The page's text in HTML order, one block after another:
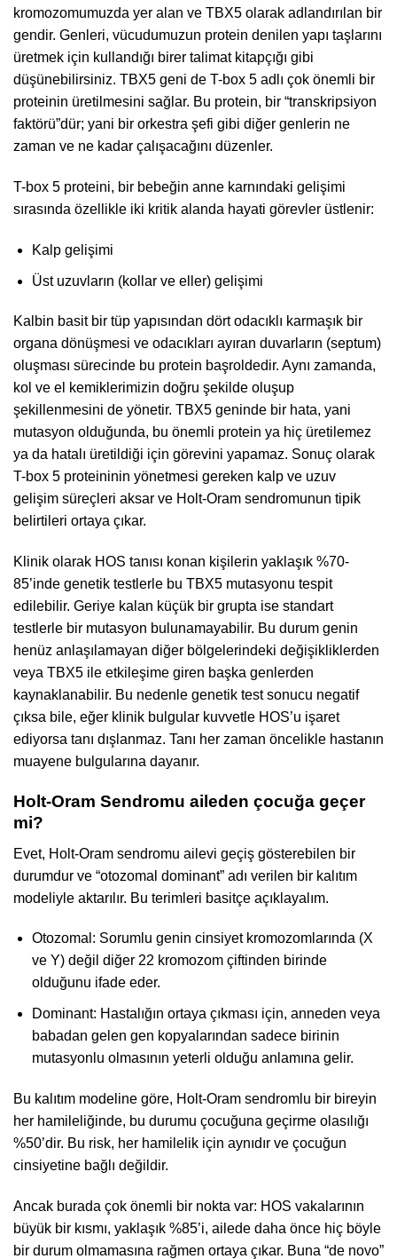
kromozomumuzda yer alan ve TBX5 olarak adlandırılan bir
gendir. Genleri, vücudumuzun protein denilen yapı taşlarını
üretmek için kullandığı birer talimat kitapçığı gibi
düşünebilirsiniz. TBX5 geni de T-box 5 adlı çok önemli bir
proteinin üretilmesini sağlar. Bu protein, bir “transkripsiyon
faktörü”dür; yani bir orkestra şefi gibi diğer genlerin ne
zaman ve ne kadar çalışacağını düzenler.
T-box 5 proteini, bir bebeğin anne karnındaki gelişimi
sırasında özellikle iki kritik alanda hayati görevler üstlenir:
Kalp gelişimi
Üst uzuvların (kollar ve eller) gelişimi
Kalbin basit bir tüp yapısından dört odacıklı karmaşık bir
organa dönüşmesi ve odacıkları ayıran duvarların (septum)
oluşması sürecinde bu protein başroldedir. Aynı zamanda,
kol ve el kemiklerimizin doğru şekilde oluşup
şekillenmesini de yönetir. TBX5 geninde bir hata, yani
mutasyon olduğunda, bu önemli protein ya hiç üretilemez
ya da hatalı üretildiği için görevini yapamaz. Sonuç olarak
T-box 5 proteininin yönetmesi gereken kalp ve uzuv
gelişim süreçleri aksar ve Holt-Oram sendromunun tipik
belirtileri ortaya çıkar.
Klinik olarak HOS tanısı konan kişilerin yaklaşık %70-
85’inde genetik testlerle bu TBX5 mutasyonu tespit
edilebilir. Geriye kalan küçük bir grupta ise standart
testlerle bir mutasyon bulunamayabilir. Bu durum genin
henüz anlaşılamayan diğer bölgelerindeki değişikliklerden
veya TBX5 ile etkileşime giren başka genlerden
kaynaklanabilir. Bu nedenle genetik test sonucu negatif
çıksa bile, eğer klinik bulgular kuvvetle HOS’u işaret
ediyorsa tanı dışlanmaz. Tanı her zaman öncelikle hastanın
muayene bulgularına dayanır.
Holt-Oram Sendromu aileden çocuğa geçer
mi?
Evet, Holt-Oram sendromu ailevi geçiş gösterebilen bir
durumdur ve “otozomal dominant” adı verilen bir kalıtım
modeliyle aktarılır. Bu terimleri basitçe açıklayalım.
Otozomal: Sorumlu genin cinsiyet kromozomlarında (X
ve Y) değil diğer 22 kromozom çiftinden birinde
olduğunu ifade eder.
Dominant: Hastalığın ortaya çıkması için, anneden veya
babadan gelen gen kopyalarından sadece birinin
mutasyonlu olmasının yeterli olduğu anlamına gelir.
Bu kalıtım modeline göre, Holt-Oram sendromlu bir bireyin
her hamileliğinde, bu durumu çocuğuna geçirme olasılığı
%50’dir. Bu risk, her hamilelik için aynıdır ve çocuğun
cinsiyetine bağlı değildir.
Ancak burada çok önemli bir nokta var: HOS vakalarının
büyük bir kısmı, yaklaşık %85’i, ailede daha önce hiç böyle
bir durum olmamasına rağmen ortaya çıkar. Buna “de novo”